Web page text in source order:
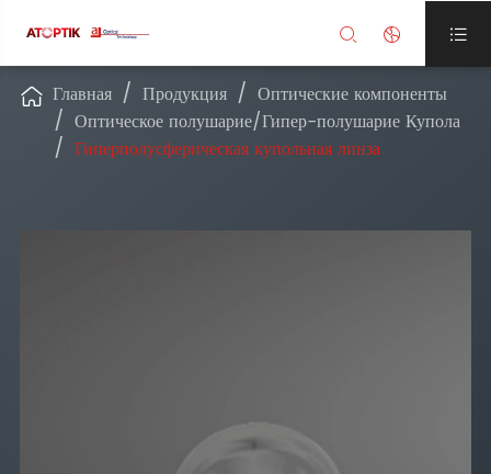
  
 Главная Продукция
Оптические компоненты
Оптическое полушарие/Гипер-полушарие Купола
Гиперполусферическая купольная линза